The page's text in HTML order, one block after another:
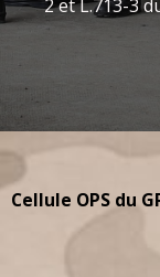
2 et L.713-3
Cellule OPS du